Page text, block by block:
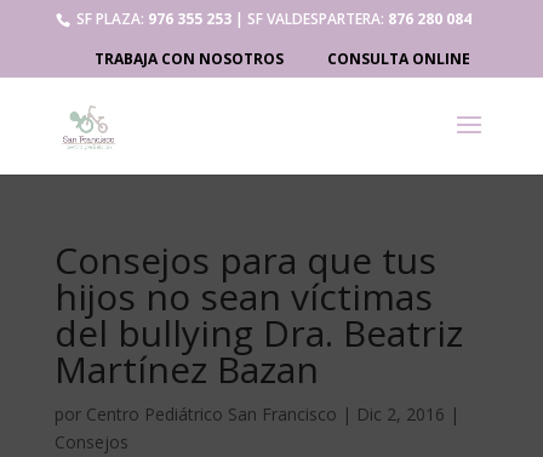
SF PLAZA: 976 355 253| SF VALDESPARTERA: 876 280 084
TRABAJA CON NOSOTROS
CONSULTA ONLINE
Consejos para que tus
hijos no sean víctimas
del bullying Dra. Beatriz
Martínez Bazan
por Centro Pediátrico San Francisco | Dic 2, 2016 |
Consejos